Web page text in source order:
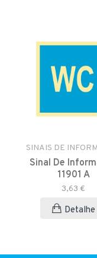
SINAIS DE
Sinal De
11901 A
3,63 €
Detalhe